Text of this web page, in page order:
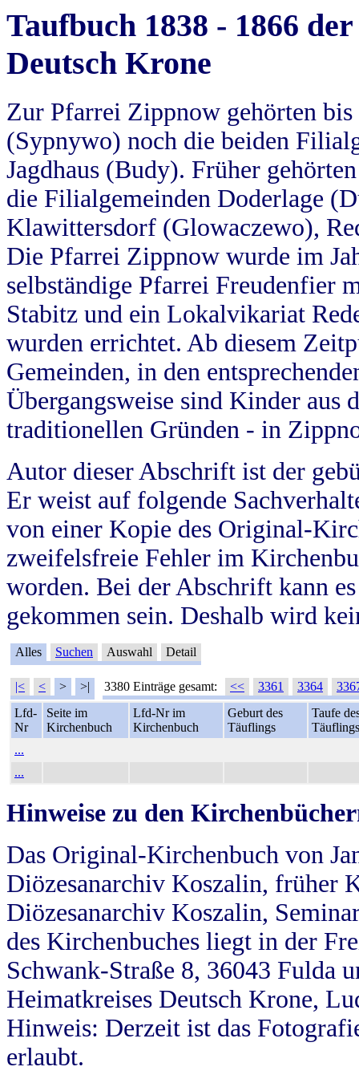
Taufbuch 1838 - 1866
Deutsch Krone
Zur Pfarrei Zippnow gehörten
(Sypnywo) noch die beiden
Jagdhaus (Budy). Früher
die Filialgemeinden Doderlage
Klawittersdorf (Glowaczewo),
Die Pfarrei Zippnow wurde im
selbständige Pfarrei Freudenfier
Stabitz und ein Lokalvikariat
wurden errichtet. Ab diesem
Gemeinden, in den
Übergangsweise sind Kinder aus
traditionellen Gründen - in
Autor dieser Abschrift ist der
Er weist auf folgende
von einer Kopie des Original-
zweifelsfreie Fehler im
worden. Bei der Abschrift kann
gekommen sein. Deshalb wird
Alles Suchen Auswahl Detail
|< < > >| 3380 Einträge gesamt: << 3361 3364
Lfd-
Nr
Seite im
Kirchenbuch
Lfd-Nr im
Kirchenbuch
Geburt des
Täuflings
Taufe
Täuflings
...
...
Hinweise zu den
Das Original-Kirchenbuch von
Diözesanarchiv Koszalin, früher
Diözesanarchiv Koszalin,
des Kirchenbuches liegt in der
Schwank-Straße 8, 36043 Fulda
Heimatkreises Deutsch Krone,
Hinweis: Derzeit ist das
erlaubt.